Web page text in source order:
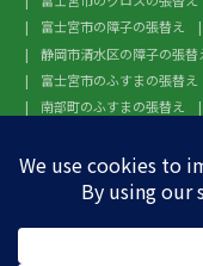
富士宮市の障子の張替え
静岡市清水区の障子の張替
富士宮市のふすまの張替え
南部町のふすまの張替え
富士市のガラスフィルム施
静岡市清水区のガラスフ
富士宮市のフローリングの